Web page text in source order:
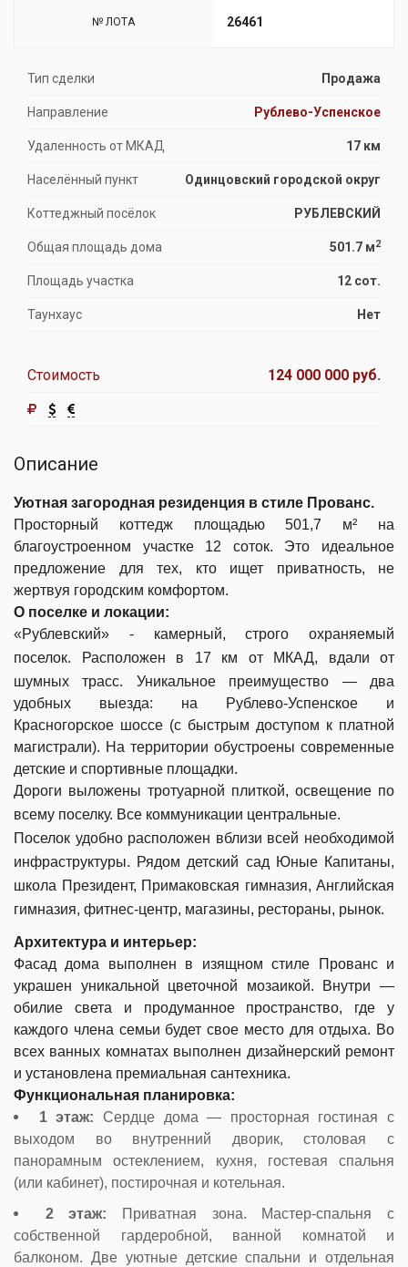
№ ЛОТА 26461
Тип сделки Продажа
Направление Рублево-Успенское
Удаленность от МКАД 17 км
Населённый пункт Одинцовский городской округ
Коттеджный посёлок РУБЛЕВСКИЙ
Общая площадь дома 501.7 м2
Площадь участка 12 сот.
Таунхаус Нет
Стоимость 124 000 000 руб.
Описание
Уютная загородная резиденция в стиле Прованс.
Просторный коттедж площадью 501,7 м² на
благоустроенном участке 12 соток. Это идеальное
предложение для тех, кто ищет приватность, не
жертвуя городским комфортом.
О поселке и локации:
«Рублевский» - камерный, строго охраняемый
поселок.
Расположен в 17 км от МКАД, вдали от
шумных трасс. Уникальное преимущество — два
удобных выезда: на Рублево-Успенское и
Красногорское шоссе (с быстрым доступом к платной
магистрали). На территории обустроены современные
детские и спортивные площадки.
Дороги выложены тротуарной плиткой, освещение по
всему поселку. Все коммуникации центральные.
Поселок удобно расположен вблизи всей необходимой
инфраструктуры. Рядом детский сад Юные Капитаны,
школа Президент, Примаковская гимназия, Английская
гимназия, фитнес-центр, магазины, рестораны, рынок.
Архитектура и интерьер:
Фасад дома выполнен в изящном стиле Прованс и
украшен уникальной цветочной мозаикой. Внутри —
обилие света и продуманное пространство, где у
каждого члена семьи будет свое место для отдыха. Во
всех ванных комнатах выполнен дизайнерский ремонт
и установлена премиальная сантехника.
Функциональная планировка:
1 этаж: Сердце дома — просторная гостиная с
выходом во внутренний дворик, столовая с
панорамным остеклением, кухня, гостевая спальня
(или кабинет), постирочная и котельная.
2 этаж: Приватная зона. Мастер-спальня с
собственной гардеробной, ванной комнатой и
балконом. Две уютные детские спальни и отдельная